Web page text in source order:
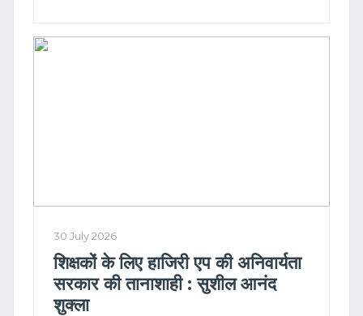
30 July 2026
शिक्षकों के लिए हाजिरी एप की अनिवार्यता
सरकार की तानाशाही : सुशील आनंद
शुक्ला